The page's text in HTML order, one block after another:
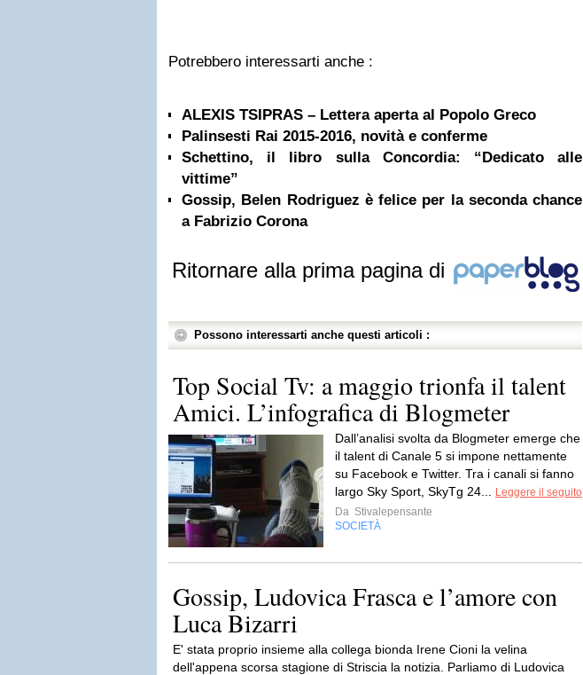
Potrebbero interessarti anche :
ALEXIS TSIPRAS – Lettera aperta al Popolo Greco
Palinsesti Rai 2015-2016, novità e conferme
Schettino, il libro sulla Concordia: “Dedicato alle
vittime”
Gossip, Belen Rodriguez è felice per la seconda chance
a Fabrizio Corona
Ritornare alla prima pagina di
Possono interessarti anche questi articoli :
Top Social Tv: a maggio trionfa il talent
Amici. L’infografica di Blogmeter
Dall’analisi svolta da Blogmeter emerge che
il talent di Canale 5 si impone nettamente
su Facebook e Twitter. Tra i canali si fanno
largo Sky Sport, SkyTg 24...
Leggere il seguito
Da Stivalepensante
SOCIETÀ
Gossip, Ludovica Frasca e l’amore con
Luca Bizarri
E' stata proprio insieme alla collega bionda Irene Cioni la velina
dell'appena scorsa stagione di Striscia la notizia. Parliamo di Ludovica